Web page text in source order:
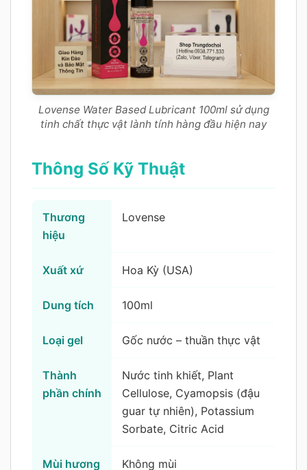
Lovense Water Based Lubricant 100ml sử dụng
tinh chất thực vật lành tính hàng đầu hiện nay
Thông Số Kỹ Thuật
Thương
hiệu
Lovense
Xuất xứ Hoa Kỳ (USA)
Dung tích 100ml
Loại gel Gốc nước – thuần thực vật
Thành
phần chính
Nước tinh khiết, Plant
Cellulose, Cyamopsis (đậu
guar tự nhiên), Potassium
Sorbate, Citric Acid
Mùi hương Không mùi